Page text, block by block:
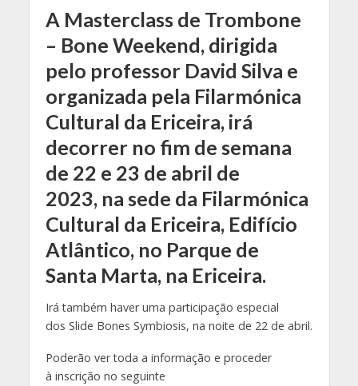
A Masterclass de Trombone
– Bone Weekend, dirigida
pelo professor David Silva e
organizada pela Filarmónica
Cultural da Ericeira, irá
decorrer no fim de semana
de 22 e 23 de abril de
2023, na sede da Filarmónica
Cultural da Ericeira, Edifício
Atlântico, no Parque de
Santa Marta, na Ericeira.
Irá também haver uma participação especial
dos Slide Bones Symbiosis, na noite de 22 de abril.
Poderão ver toda a informação e proceder
à inscrição no seguinte